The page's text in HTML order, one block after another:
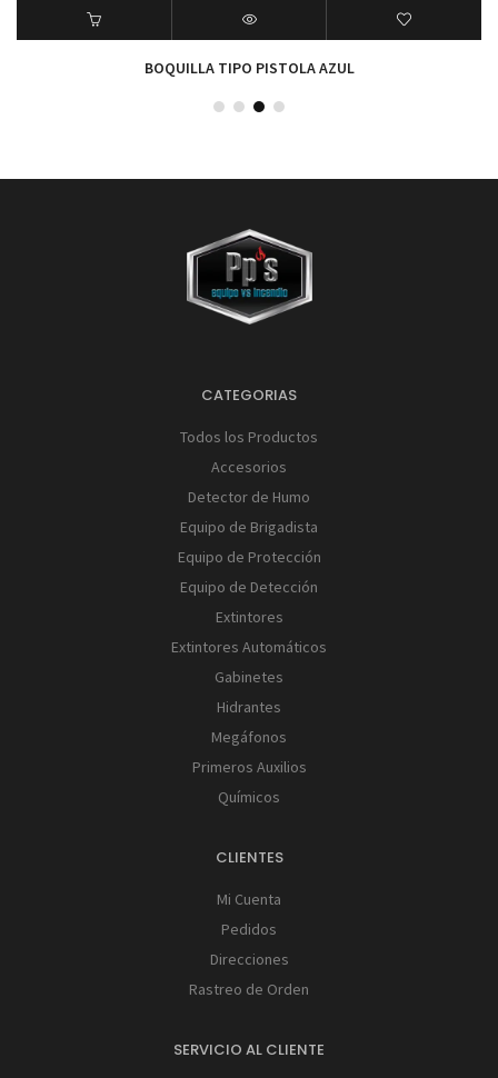
BOQUILLA TIPO PISTOLA AZUL
CATEGORIAS
Todos los Productos
Accesorios
Detector de Humo
Equipo de Brigadista
Equipo de Protección
Equipo de Detección
Extintores
Extintores Automáticos
Gabinetes
Hidrantes
Megáfonos
Primeros Auxilios
Químicos
CLIENTES
Mi Cuenta
Pedidos
Direcciones
Rastreo de Orden
SERVICIO AL CLIENTE